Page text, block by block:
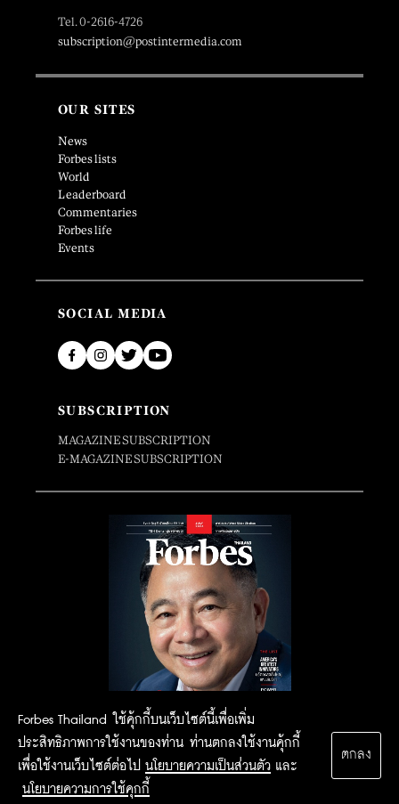
Forbes Thailand ใช้คุ้กกี้บนเว็บไซต์นี้เพื่อเพิ่ม
ประสิทธิภาพการใช้งานของท่าน ท่านตกลงใช้งานคุ้กกี้
เพื่อใช้งานเว็บไซต์ต่อไป นโยบายความเป็นส่วนตัว และ
นโยบายความการใช้คุกกี้
ตกลง
Tel. 0-2616-4726
subscription@postintermedia.com
OUR SITES
News
Forbes lists
World
Leaderboard
Commentaries
Forbes life
Events
SOCIAL MEDIA
SUBSCRIPTION
MAGAZINE SUBSCRIPTION
E-MAGAZINE SUBSCRIPTION